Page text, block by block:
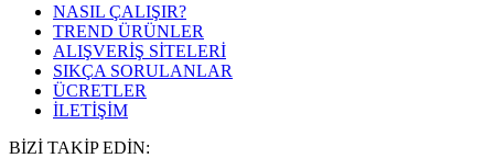
NASIL ÇALIŞIR?
TREND ÜRÜNLER
ALIŞVERİŞ SİTELERİ
SIKÇA SORULANLAR
ÜCRETLER
İLETİŞİM
BİZİ TAKİP EDİN: